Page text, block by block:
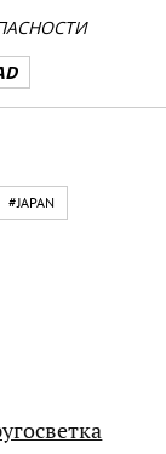
#JAPAN